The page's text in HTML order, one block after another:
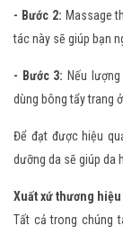
- Bước 2: Massage
tác này sẽ giúp bạn
- Bước 3: Nếu
dùng bông tẩy trang
Để đạt được hiệu
dưỡng da sẽ giúp da
Xuất xứ thương
Tất cả trong chúng